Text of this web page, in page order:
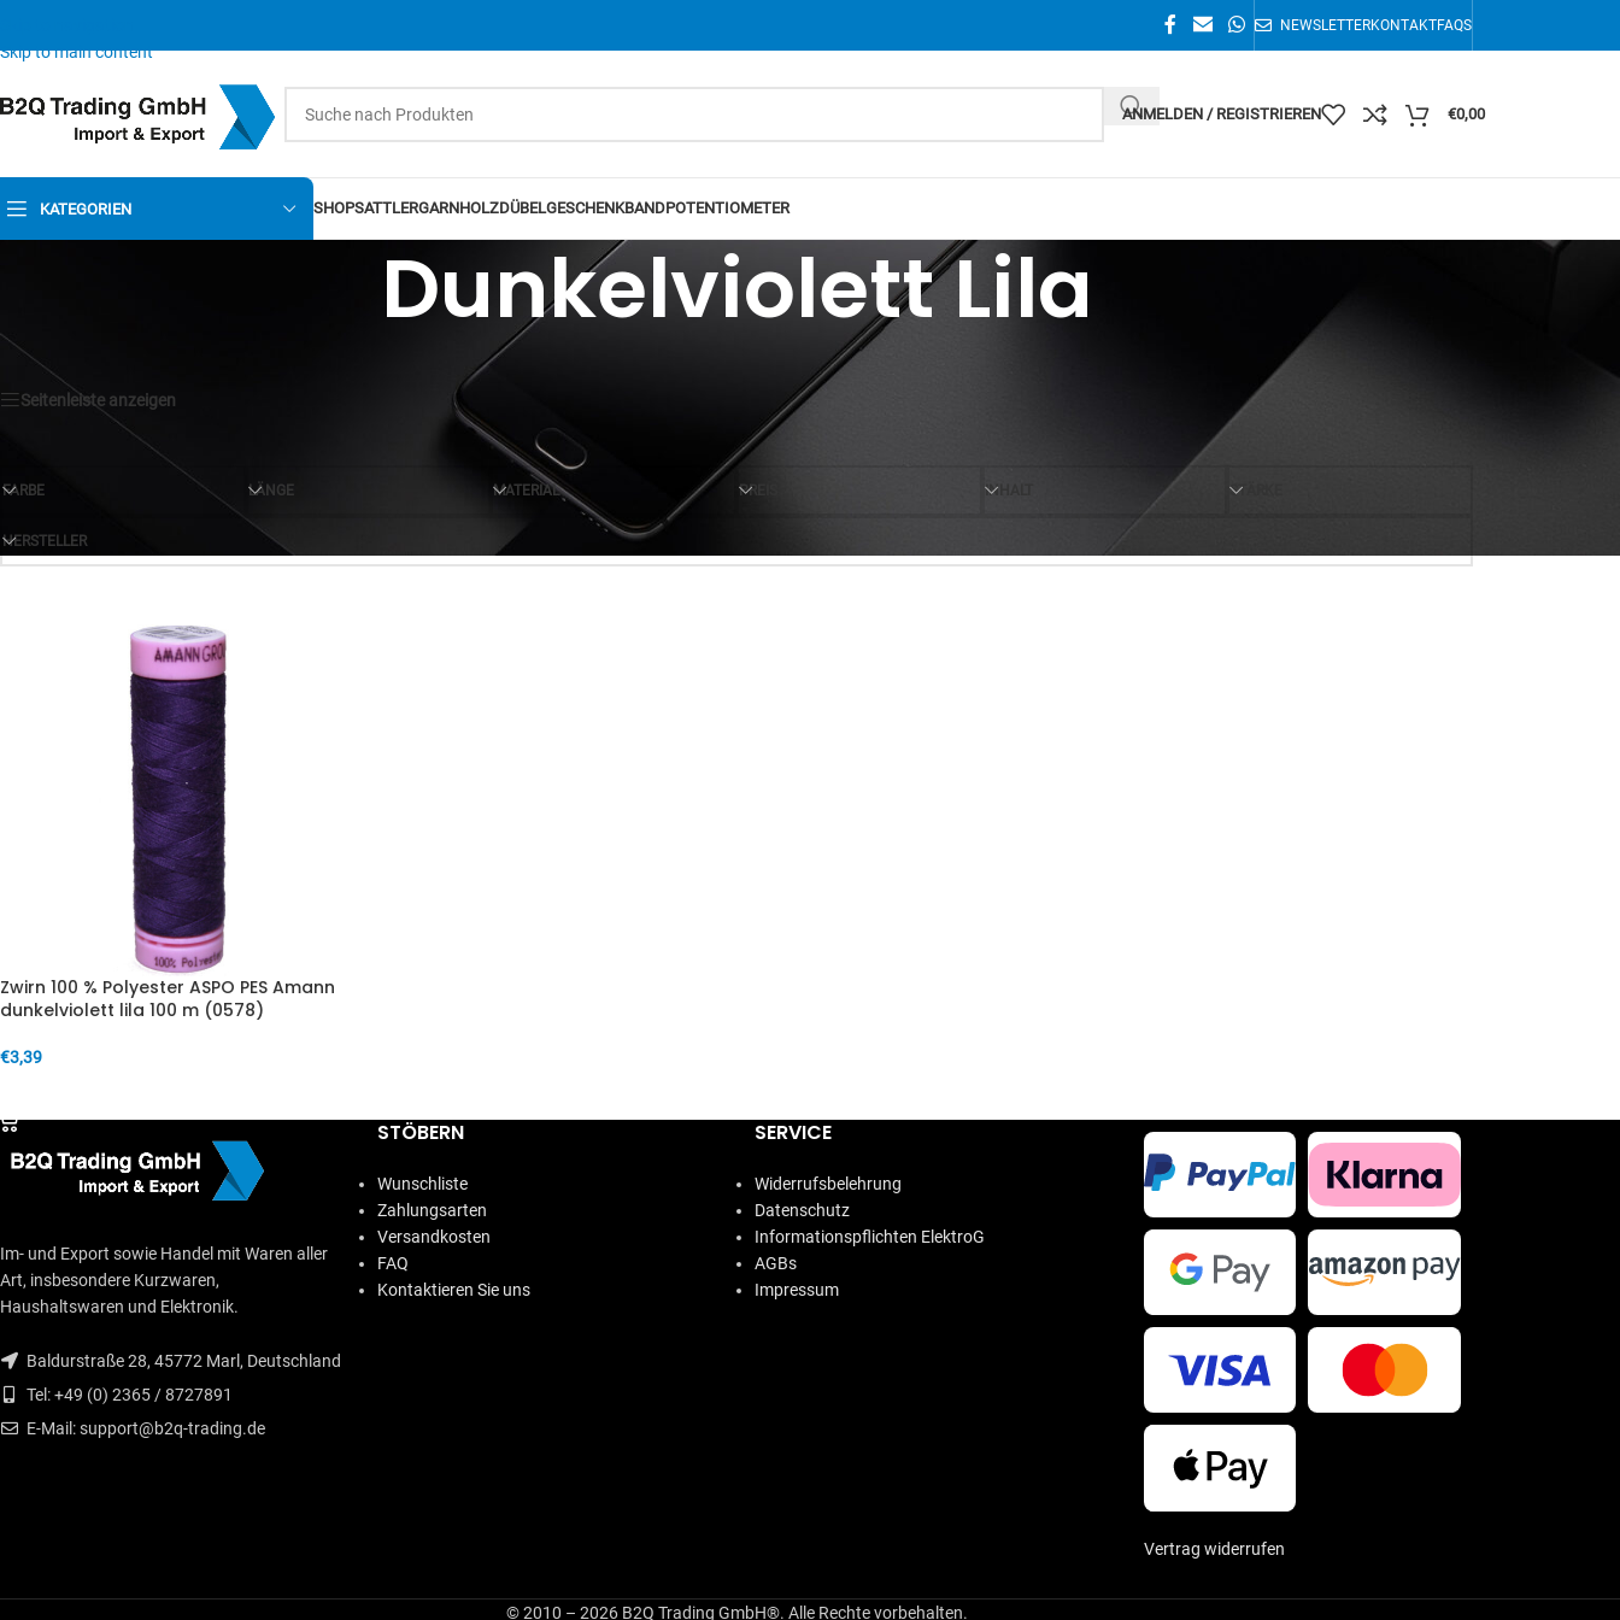
Skip to main content
NEWSLETTERKONTAKTFAQS
ANMELDEN / REGISTRIEREN €0,00
KATEGORIEN SHOPSATTLERGARNHOLZDÜBELGESCHENKBANDPOTENTIOMETER
Dunkelviolett Lila
Einzelnes Ergebnis wird angezeigt
Seitenleiste anzeigen
FARBE LÄNGE MATERIAL PREIS INHALT STÄRKE
HERSTELLER
Zwirn 100 % Polyester ASPO PES Amann
dunkelviolett lila 100 m (0578)
€3,39
Im- und Export sowie Handel mit Waren aller
Art, insbesondere Kurzwaren,
Haushaltswaren und Elektronik.
Baldurstraße 28, 45772 Marl, Deutschland
Tel: +49 (0) 2365 / 8727891
E-Mail: support@b2q-trading.de
STÖBERN
Wunschliste
Zahlungsarten
Versandkosten
FAQ
Kontaktieren Sie uns
SERVICE
Widerrufsbelehrung
Datenschutz
Informationspflichten ElektroG
AGBs
Impressum
Vertrag widerrufen
© 2010 – 2026 B2Q Trading GmbH®. Alle Rechte vorbehalten.